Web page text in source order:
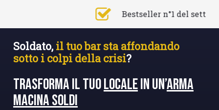
content
Casi studio reali
Soldato, il tuo bar sta affondando
sotto i colpi della crisi?
Trasforma il tuoLocalein un’Arma
Macina Soldi